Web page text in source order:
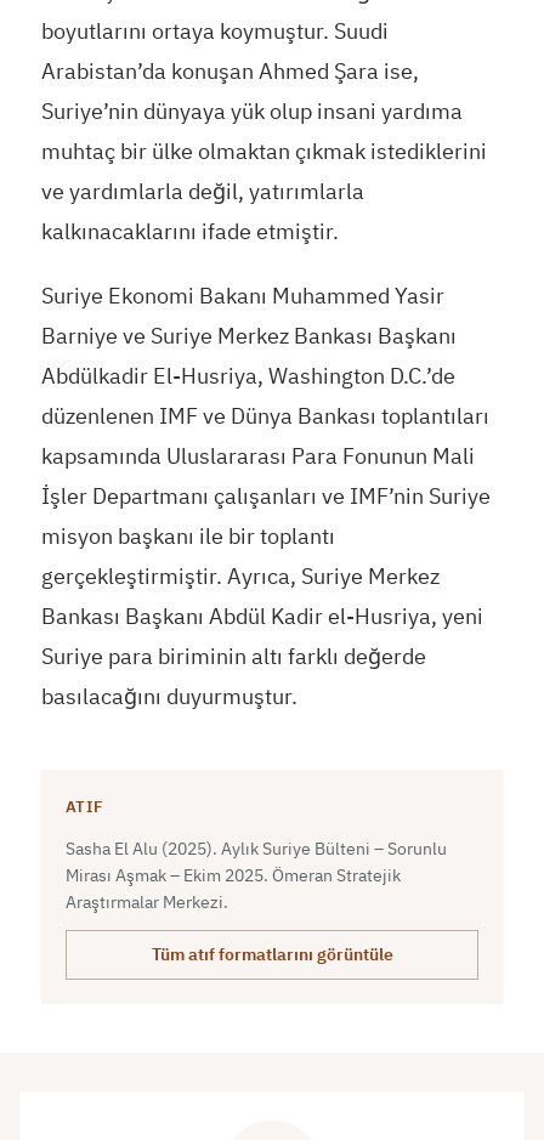
boyutlarını ortaya koymuştur. Suudi
Arabistan’da konuşan Ahmed Şara ise,
Suriye’nin dünyaya yük olup insani yardıma
muhtaç bir ülke olmaktan çıkmak istediklerini
ve yardımlarla değil, yatırımlarla
kalkınacaklarını ifade etmiştir.
Suriye Ekonomi Bakanı Muhammed Yasir
Barniye ve Suriye Merkez Bankası Başkanı
Abdülkadir El-Husriya, Washington D.C.’de
düzenlenen IMF ve Dünya Bankası toplantıları
kapsamında Uluslararası Para Fonunun Mali
İşler Departmanı çalışanları ve IMF’nin Suriye
misyon başkanı ile bir toplantı
gerçekleştirmiştir. Ayrıca, Suriye Merkez
Bankası Başkanı Abdül Kadir el-Husriya, yeni
Suriye para biriminin altı farklı değerde
basılacağını duyurmuştur.
ATIF
Sasha El Alu (2025). Aylık Suriye Bülteni – Sorunlu
Mirası Aşmak – Ekim 2025. Ömeran Stratejik
Araştırmalar Merkezi.
Tüm atıf formatlarını görüntüle